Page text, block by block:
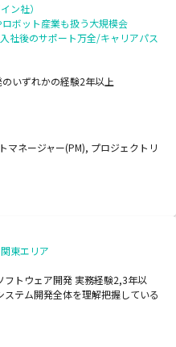
ン社）
ロボット産業も扱う大規模会
社後のサポート万全/キャリアパス
いずれかの経験2年以上
マネージャー(PM), プロジェクトリ
東エリア
フトウェア開発 実務経験2,3年以
テム開発全体を理解把握している